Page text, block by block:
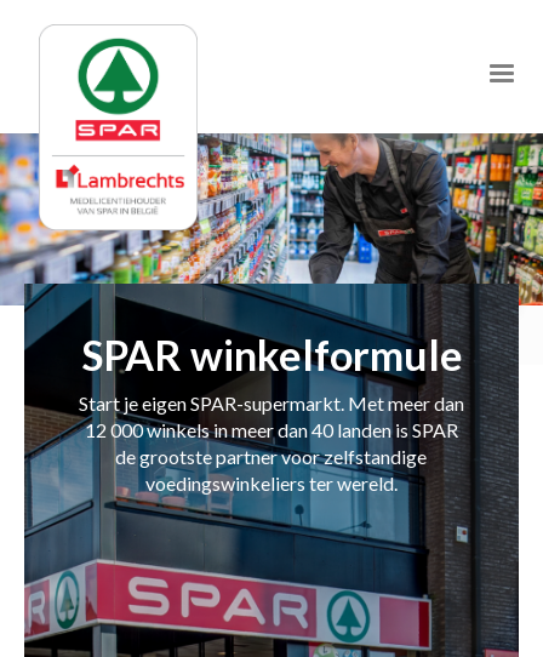
Jump
to
navigation
SPAR winkelformule
Start je eigen SPAR-supermarkt. Met meer dan
12 000 winkels in meer dan 40 landen is SPAR
de grootste partner voor zelfstandige
voedingswinkeliers ter wereld.